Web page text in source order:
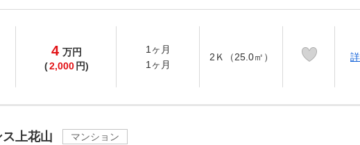
4 万円
(2,000 円)
1ヶ月
1ヶ月
2Ｋ（25.0㎡）
上花山
マンション